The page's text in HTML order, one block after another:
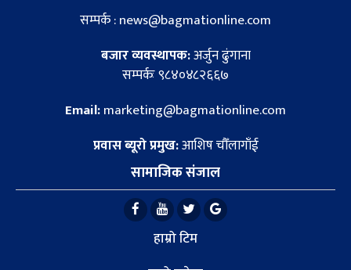
सम्पर्क : news@bagmationline.com
बजार व्यवस्थापक:अर्जुन ढुंगाना
सम्पर्कः ९८४०४८२६६७
Email:marketing@bagmationline.com
प्रवास ब्यूरो प्रमुख:आशिष चौँलागाँई
सामाजिक संजाल
हाम्रो टिम